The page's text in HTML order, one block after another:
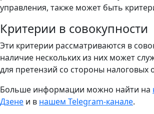
управления, также может быть
Критерии в совокупности
Эти критерии рассматриваются в
наличие нескольких из них может
для претензий со стороны налоговых
Больше информации можно найти на
Дзене и в нашем Telegram-канале.